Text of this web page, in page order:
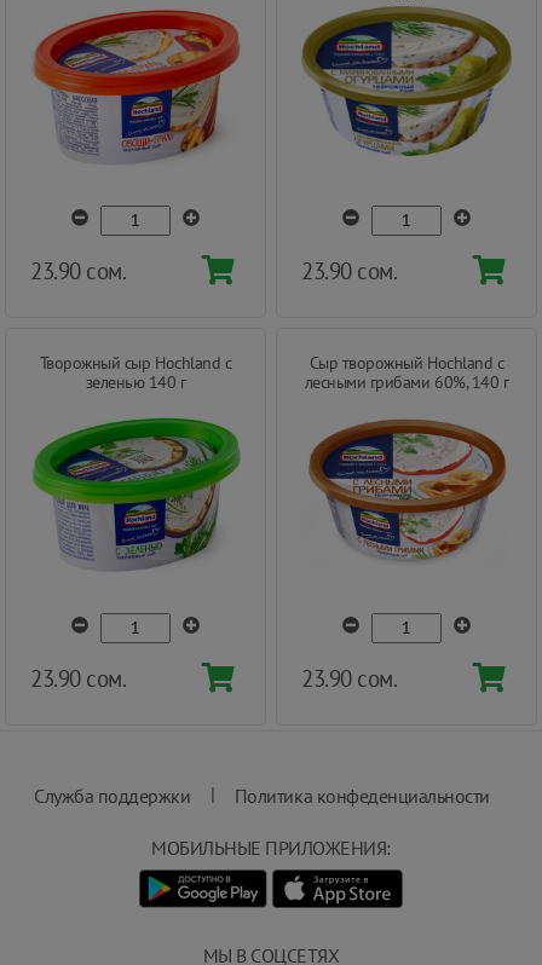
23.90 сом. 23.90 сом.
Творожный сыр Hochland с
зеленью 140 г
23.90 сом.
Сыр творожный Hochland с
лесными грибами 60%, 140 г
23.90 сом.
Служба поддержки | Политика конфеденциальности
МЫ В СОЦСЕТЯХ
МОБИЛЬНЫЕ ПРИЛОЖЕНИЯ: